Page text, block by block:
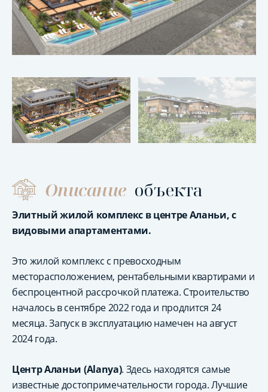
Описание объекта
Элитный жилой комплекс в центре Аланьи, с
видовыми апартаментами.
Это жилой комплекс с превосходным
месторасположением, рентабельными квартирами и
беспроцентной рассрочкой платежа. Строительство
началось в сентябре 2022 года и продлится 24
месяца. Запуск в эксплуатацию намечен на август
2024 года.
Центр Аланьи (Alanya). Здесь находятся самые
известные достопримечательности города. Лучшие